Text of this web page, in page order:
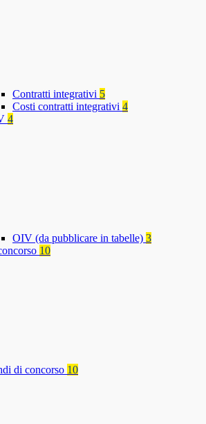
Contratti integrativi 5
Costi contratti integrativi 4
4
OIV (da pubblicare in tabelle) 3
10
di concorso 10